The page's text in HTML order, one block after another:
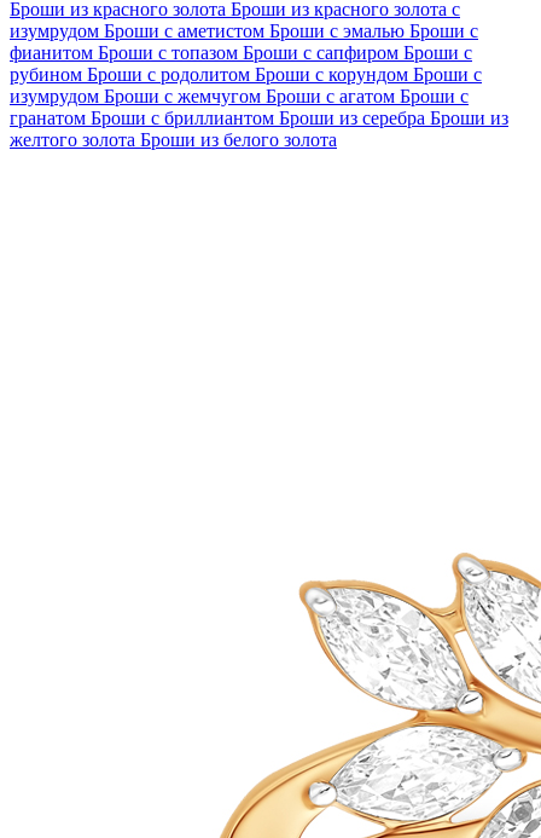
Броши из красного золота Броши из красного золота с
изумрудом Броши с аметистом Броши с эмалью Броши с
фианитом Броши с топазом Броши с сапфиром Броши с
рубином Броши с родолитом Броши с корундом Броши с
изумрудом Броши с жемчугом Броши с агатом Броши с
гранатом Броши с бриллиантом Броши из серебра Броши из
желтого золота Броши из белого золота